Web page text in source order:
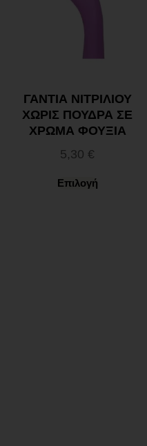
ΓΑΝΤΙΑ ΝΙΤΡΙΛΙΟΥ
ΧΩΡΙΣ ΠΟΥΔΡΑ ΣΕ
ΧΡΩΜΑ ΦΟΥΞΙΑ
5,30 €
Επιλογή